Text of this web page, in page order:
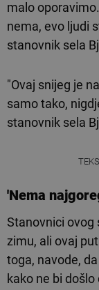
malo
nema, evo ljudi
stanovnik sela
"Ovaj snijeg je
samo tako,
stanovnik sela
'Nema
Stanovnici ovog
zimu, ali ovaj
toga, navode,
kako ne bi